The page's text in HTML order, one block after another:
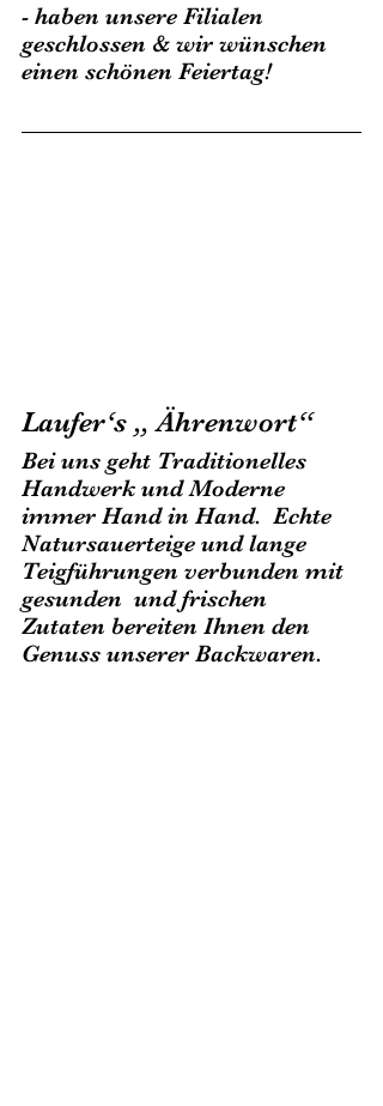
- haben unsere Filialen
geschlossen & wir wünschen
einen schönen Feiertag!
Laufer‘s „ Ährenwort“
Bei uns geht Traditionelles
Handwerk und Moderne
immer Hand in Hand.  Echte
Natursauerteige und lange
Teigführungen verbunden mit
gesunden  und frischen
Zutaten bereiten Ihnen den
Genuss unserer Backwaren.